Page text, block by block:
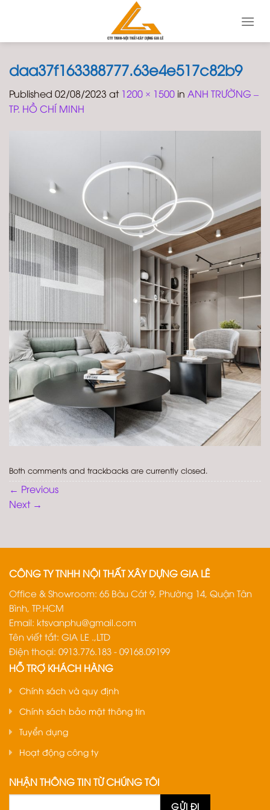
daa37f163388777.63e4e517c82b9
Published 02/08/2023 at 1200 × 1500 in ANH TRƯỜNG –
TP. HỒ CHÍ MINH
Both comments and trackbacks are currently closed.
← Previous
Next →
CÔNG TY TNHH NỘI THẤT XÂY DỰNG GIA LÊ
Office & Showroom: 65 Bàu Cát 9, Phường 14, Quận Tân
Bình, TP.HCM
Email: ktsvanphu@gmail.com
Tên viết tắt: GIA LE .,LTD
Điện thoại: 0913.776.183 - 09168.09199
HỖ TRỢ KHÁCH HÀNG
Chính sách và quy định
Chính sách bảo mật thông tin
Tuyển dụng
Hoạt động công ty
NHẬN THÔNG TIN TỪ CHÚNG TÔI